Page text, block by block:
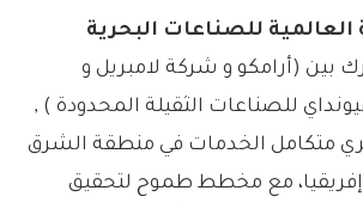
للصناعات البحرية
(أرامكو و شركة لامبريل و
للصناعات الثقيلة المحدودة ) ,
متكامل الخدمات في منطقة الشرق
مع مخطط طموح لتحقيق